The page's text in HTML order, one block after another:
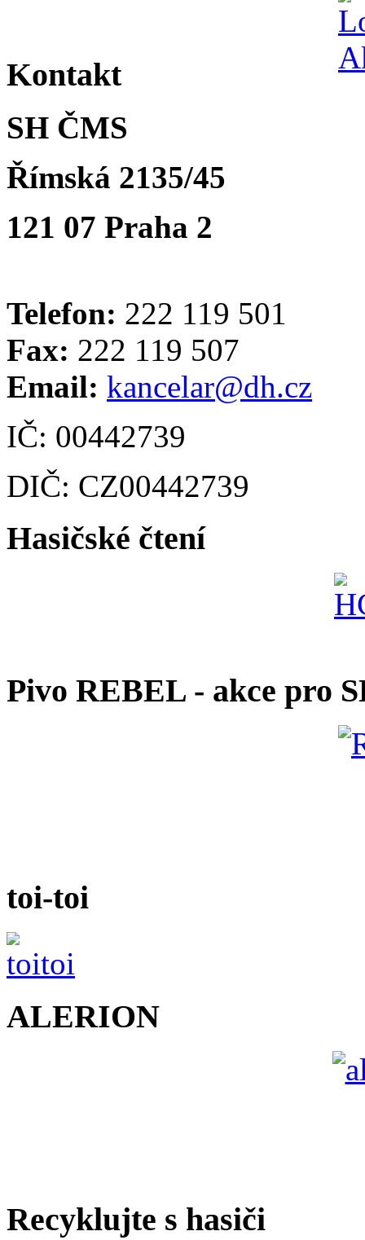
Kontakt
SH ČMS
Římská 2135/45
121 07 Praha 2
Telefon: 222 119 501
Fax: 222 119 507
Email: kancelar@dh.cz
IČ: 00442739
DIČ: CZ00442739
Hasičské čtení
Pivo REBEL - akce pro
toi-toi
ALERION
Recyklujte s hasiči